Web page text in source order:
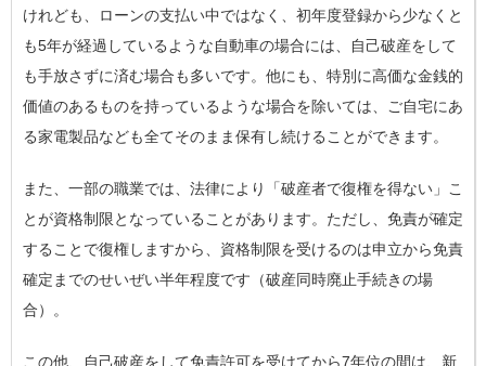
けれども、ローンの支払い中ではなく、初年度登録から少なくと
も5年が経過しているような自動車の場合には、自己破産をして
も手放さずに済む場合も多いです。他にも、特別に高価な金銭的
価値のあるものを持っているような場合を除いては、ご自宅にあ
る家電製品なども全てそのまま保有し続けることができます。
また、一部の職業では、法律により「破産者で復権を得ない」こ
とが資格制限となっていることがあります。ただし、免責が確定
することで復権しますから、資格制限を受けるのは申立から免責
確定までのせいぜい半年程度です（破産同時廃止手続きの場
合）。
この他、自己破産をして免責許可を受けてから7年位の間は、新